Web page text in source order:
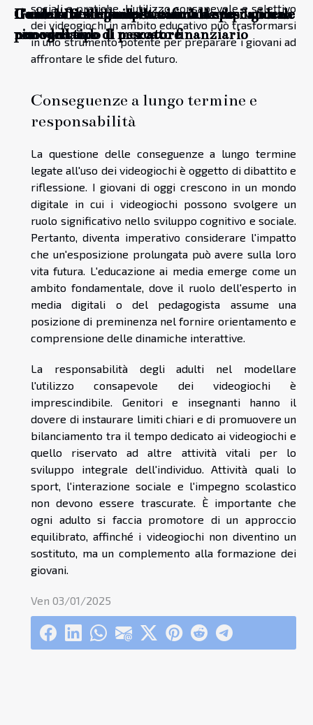
sociali e pratiche. L'utilizzo consapevole e selettivo
dei videogiochi in ambito educativo può trasformarsi
in uno strumento potente per preparare i giovani ad
affrontare le sfide del futuro.
Conseguenze a lungo termine e
responsabilità
La questione delle conseguenze a lungo termine
legate all'uso dei videogiochi è oggetto di dibattito e
riflessione. I giovani di oggi crescono in un mondo
digitale in cui i videogiochi possono svolgere un
ruolo significativo nello sviluppo cognitivo e sociale.
Pertanto, diventa imperativo considerare l'impatto
che un'esposizione prolungata può avere sulla loro
vita futura. L'educazione ai media emerge come un
ambito fondamentale, dove il ruolo dell'esperto in
media digitali o del pedagogista assume una
posizione di preminenza nel fornire orientamento e
comprensione delle dinamiche interattive.
La responsabilità degli adulti nel modellare
l'utilizzo consapevole dei videogiochi è
imprescindibile. Genitori e insegnanti hanno il
dovere di instaurare limiti chiari e di promuovere un
bilanciamento tra il tempo dedicato ai videogiochi e
quello riservato ad altre attività vitali per lo
sviluppo integrale dell'individuo. Attività quali lo
sport, l'interazione sociale e l'impegno scolastico
non devono essere trascurate. È importante che
ogni adulto si faccia promotore di un approccio
equilibrato, affinché i videogiochi non diventino un
sostituto, ma un complemento alla formazione dei
giovani.
Ven 03/01/2025
Guida alla scelta della canna da pesca ideale
per ogni tipo di pescatore
Il calcio femminile sta cambiando il gioco
L'ascesa delle competizioni di e-sport: una
nuova era
Come l'intelligenza artificiale sta
rimodellando il mercato finanziario
Guida alla scelta della canna da pesca ideale
per ogni tipo di pescatore